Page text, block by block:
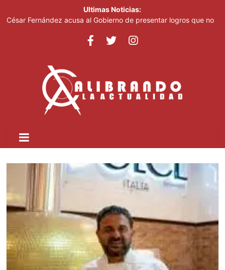
Ultimas Noticias:
César Fernández acusa al Gobierno de presentar logros que no
Cuatro personas mueren tras estrellarse un helicóptero en área
Controlan incendio en inmediaciones de vertedero en Cancino
Johnny Pujols: "Hay decenas de miles de ciudadanos que
quieren inscribirse en el PLD"